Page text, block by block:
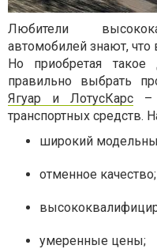
Любители
автомобилей знают,
Но приобретая такое
правильно выбрать
Ягуар и ЛотусКарс–
транспортных средств.
широкий
отменное качество;
умеренные цены;